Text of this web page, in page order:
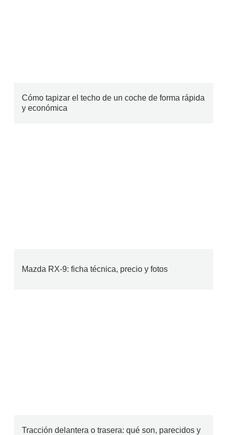
Cómo tapizar el techo de un coche de forma rápida
y económica
Mazda RX-9: ficha técnica, precio y fotos
Tracción delantera o trasera: qué son, parecidos y